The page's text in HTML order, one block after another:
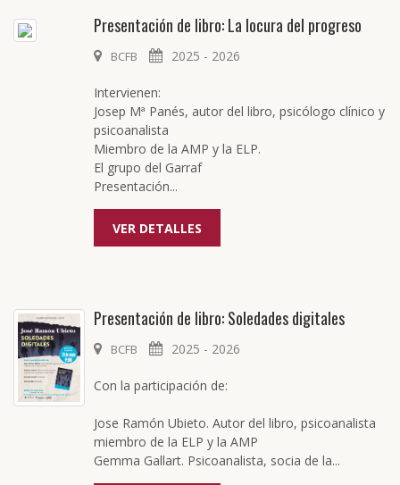
Presentación de libro: La locura del progreso
BCFB 2025 - 2026
Intervienen:
Josep Mª Panés, autor del libro, psicólogo clínico y
psicoanalista
Miembro de la AMP y la ELP.
El grupo del Garraf
Presentación...
VER DETALLES
Presentación de libro: Soledades digitales
BCFB 2025 - 2026
Con la participación de:
Jose Ramón Ubieto. Autor del libro, psicoanalista
miembro de la ELP y la AMP
Gemma Gallart. Psicoanalista, socia de la...